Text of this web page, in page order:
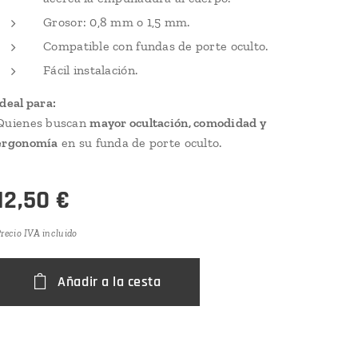
Grosor: 0,8 mm o 1,5 mm.
Compatible con fundas de porte oculto.
Fácil instalación.
para:
buscanmayor ocultación, comodidad y
en su funda de porte oculto.
€
IVA incluido
Añadir a la cesta